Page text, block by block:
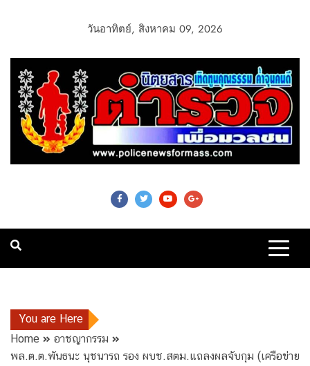
วันอาทิตย์, สิงหาคม 09, 2026
Police News For
Mass
You are Here
Home
อาชญากรรม
พล.ต.ต.พันธนะ นุชนารถ รอง ผบช.สตม.แถลงผลจับกุม (เครือข่าย